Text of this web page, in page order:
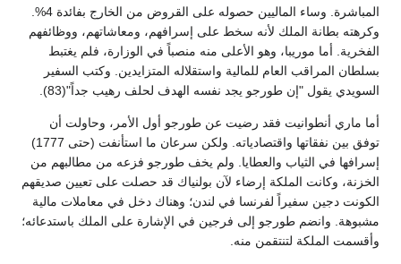
المباشرة. وساء الماليين حصوله على القروض من الخارج بفائدة 4%.
وكرهته بطانة الملك لأنه سخط على إسرافهم، ومعاشاتهم، ووظائفهم
الفخرية. أما موريبا، وهو الأعلى منه منصباً في الوزارة، فلم يغتبط
بسلطان المراقب العام للمالية واستقلاله المتزايدين. وكتب السفير
السويدي يقول "إن طورجو يجد نفسه الهدف لحلف رهيب جداً"(83).
أما ماري أنطوانيت فقد رضيت عن طورجو أول الأمر، وحاولت أن
توفق بين نفقاتها واقتصادياته. ولكن سرعان ما استأنفت (حتى 1777)
إسرافها في الثياب والعطايا. ولم يخف طورجو فزعه من مطالبهم من
الخزنة، وكانت الملكة إرضاء لآن بولنياك قد حصلت على تعيين صديقهم
الكونت دجين سفيراً لفرنسا في لندن؛ وهناك دخل في معاملات مالية
مشبوهة. وانضم طورجو إلى فرجين في الإشارة على الملك باستدعائه؛
وأقسمت الملكة لتنتقمن منه.